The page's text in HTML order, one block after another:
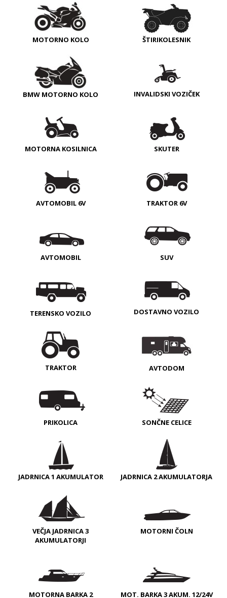
MOTORNO KOLO ŠTIRIKOLESNIK
BMW MOTORNO KOLO INVALIDSKI VOZIČEK
MOTORNA KOSILNICA SKUTER
AVTOMOBIL 6V TRAKTOR 6V
AVTOMOBIL SUV
TERENSKO VOZILO DOSTAVNO VOZILO
TRAKTOR AVTODOM
PRIKOLICA SONČNE CELICE
JADRNICA 1 AKUMULATOR JADRNICA 2 AKUMULATORJA
VEČJA JADRNICA 3
AKUMULATORJI
MOTORNI ČOLN
MOTORNA BARKA 2
MOT. BARKA 3 AKUM. 12/24V